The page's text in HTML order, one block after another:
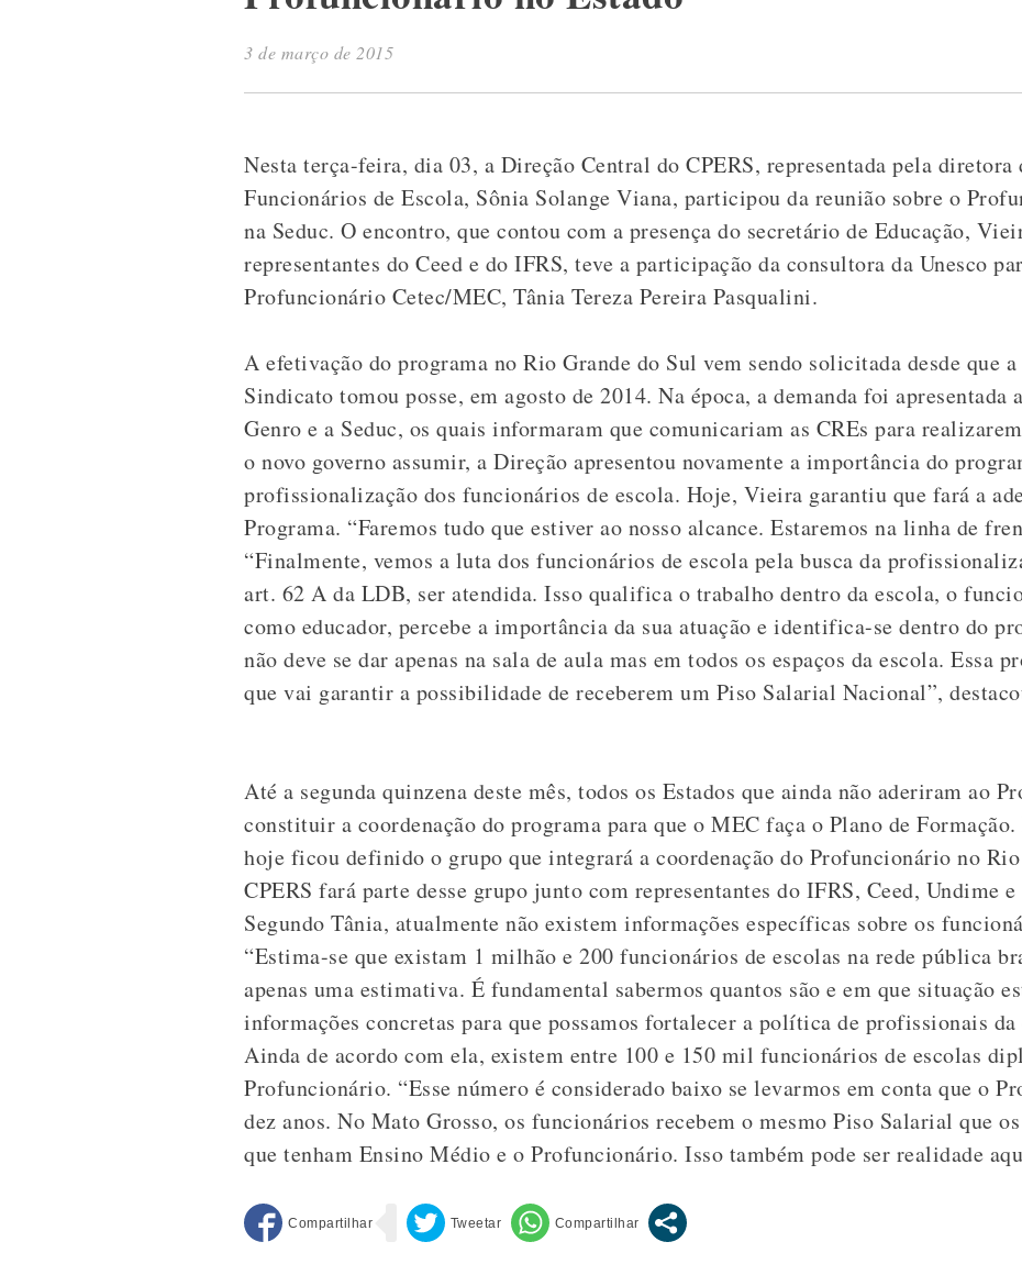
3 de março de 2015
Nesta terça-feira, dia 03, a Direção Central do CPERS, representada pela diretora
Funcionários de Escola, Sônia Solange Viana, participou da reunião sobre o
na Seduc. O encontro, que contou com a presença do secretário de Educação,
representantes do Ceed e do IFRS, teve a participação da consultora da Unesco
Profuncionário Cetec/MEC, Tânia Tereza Pereira Pasqualini.
A efetivação do programa no Rio Grande do Sul vem sendo solicitada desde que
Sindicato tomou posse, em agosto de 2014. Na época, a demanda foi apresentada
Genro e a Seduc, os quais informaram que comunicariam as CREs para
o novo governo assumir, a Direção apresentou novamente a importância do
profissionalização dos funcionários de escola. Hoje, Vieira garantiu que fará a
Programa. “Faremos tudo que estiver ao nosso alcance. Estaremos na linha de
“Finalmente, vemos a luta dos funcionários de escola pela busca da
art. 62 A da LDB, ser atendida. Isso qualifica o trabalho dentro da escola, o
como educador, percebe a importância da sua atuação e identifica-se dentro do
não deve se dar apenas na sala de aula mas em todos os espaços da escola. Essa
que vai garantir a possibilidade de receberem um Piso Salarial Nacional”,
Até a segunda quinzena deste mês, todos os Estados que ainda não aderiram ao
constituir a coordenação do programa para que o MEC faça o Plano de
hoje ficou definido o grupo que integrará a coordenação do Profuncionário no
CPERS fará parte desse grupo junto com representantes do IFRS, Ceed, Undime e
Segundo Tânia, atualmente não existem informações específicas sobre os
“Estima-se que existam 1 milhão e 200 funcionários de escolas na rede pública
apenas uma estimativa. É fundamental sabermos quantos são e em que situação
informações concretas para que possamos fortalecer a política de profissionais da
Ainda de acordo com ela, existem entre 100 e 150 mil funcionários de escolas
Profuncionário. “Esse número é considerado baixo se levarmos em conta que o
dez anos. No Mato Grosso, os funcionários recebem o mesmo Piso Salarial que
que tenham Ensino Médio e o Profuncionário. Isso também pode ser realidade